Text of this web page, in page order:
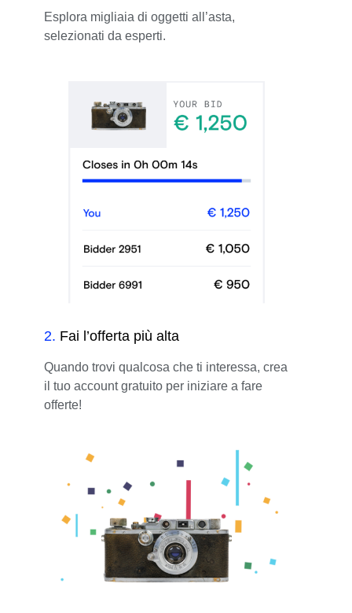
Esplora migliaia di oggetti all’asta,
selezionati da esperti.
2. Fai l’offerta più alta
Quando trovi qualcosa che ti interessa, crea
il tuo account gratuito per iniziare a fare
offerte!